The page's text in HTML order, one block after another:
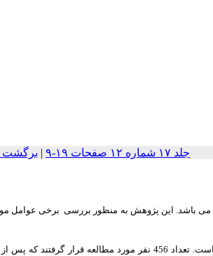
جلد ۱۷ شماره ۱۲ صفحات ۱۹-۹ | برگشت
می باشد. این پژوهش به منظور بررسی برخی عوامل
این مطالعه از نوع توصیفی- مقطعی و اینده نگر و انتخاب افراد بر اساس نمونه گیری اسان بوده است. تعداد 456 نفر مورد